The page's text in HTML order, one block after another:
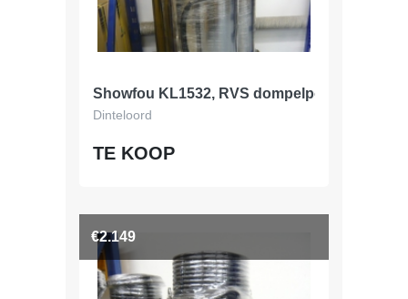
Showfou KL1532, RVS dompelpomp, 480
Dinteloord
TE KOOP
€2.149